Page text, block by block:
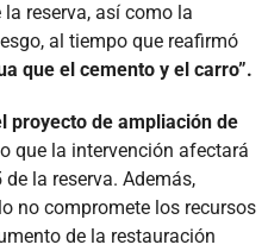
reserva, así como la
al tiempo que reafirmó
que el cemento y el carro”.
proyecto de ampliación de
que la intervención afectará
la reserva. Además,
no compromete los recursos
de la restauración